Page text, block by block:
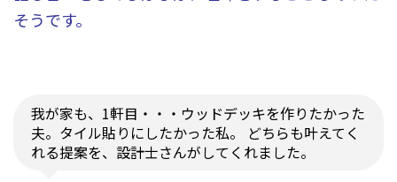
そうです。
我が家も、1軒目・・・ウッドデッキを作りたかった
夫。タイル貼りにしたかった私。 どちらも叶えてく
れる提案を、設計士さんがしてくれました。